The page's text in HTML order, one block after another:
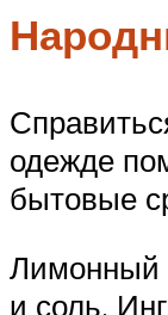
одежде
бытовые
Лимонный
и соль.